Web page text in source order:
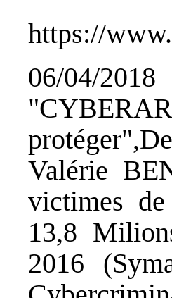
https://
06/04/
Valérie
victimes
13,8
2016